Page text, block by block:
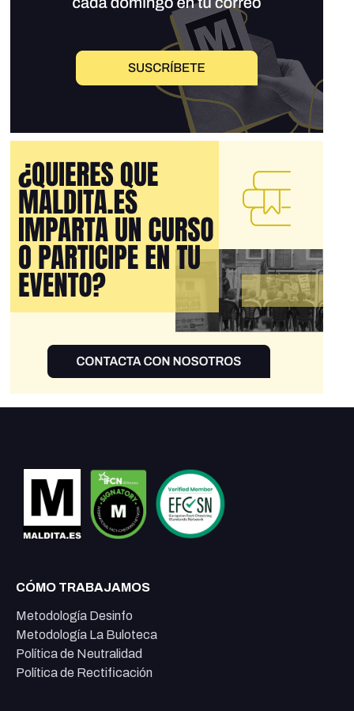
CÓMO TRABAJAMOS
Metodología Desinfo
Metodología La Buloteca
Política de Neutralidad
Política de Rectificación